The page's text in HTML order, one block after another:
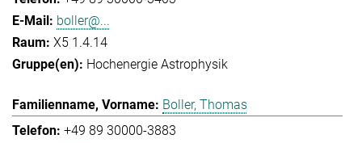
boller@...
X5 1.4.14
Hochenergie Astrophysik
Boller, Thomas
+49 89 30000-3883